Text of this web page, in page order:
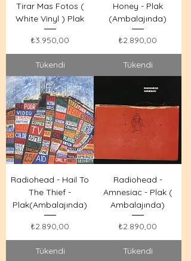
Tirar Mas Fotos (
White Vinyl ) Plak
Fiyat
₺3.950,00
Tükendi
Honey - Plak
(Ambalajında)
Fiyat
₺2.890,00
Tükendi
Radiohead - Hail To
The Thief -
Plak(Ambalajında)
Fiyat
₺2.890,00
Tükendi
Radiohead -
Amnesiac - Plak (
Ambalajında)
Fiyat
₺2.890,00
Tükendi